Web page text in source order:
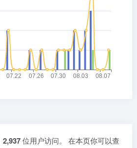
2,937位用户访问。 在本页你可以查